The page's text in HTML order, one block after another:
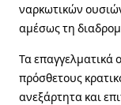
ναρκωτικών
αμέσως τη
Τα επαγγελματικά
πρόσθετους
ανεξάρτητα και